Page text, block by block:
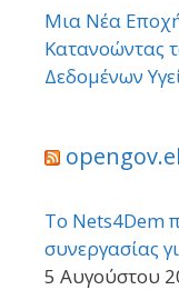
Μια Νέα Εποχή
Κατανοώντας
Δεδομένων
Το Nets4Dem
συνεργασίας
5 Αυγούστου